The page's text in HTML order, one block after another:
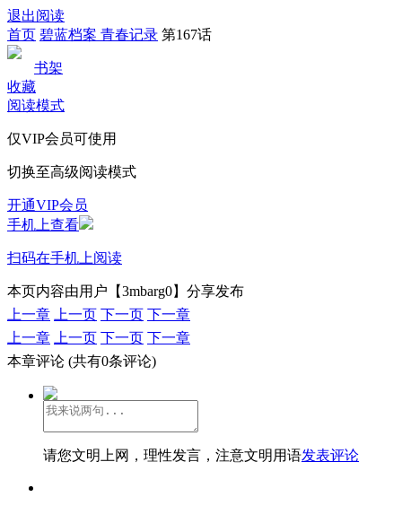
退出阅读
首页 碧蓝档案 青春记录 第167话
书架
收藏
阅读模式
仅VIP会员可使用
切换至高级阅读模式
开通VIP会员
手机上查看
扫码在手机上阅读
本页内容由用户【3mbarg0】分享发布
上一章
上一页 下一页 下一章
上一章
上一页 下一页 下一章
本章评论 (共有0条评论)
请您文明上网，理性发言，注意文明用语发表评论